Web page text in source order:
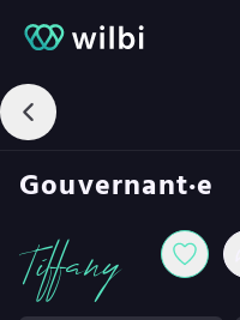
Gouvernant·e
Tiffany